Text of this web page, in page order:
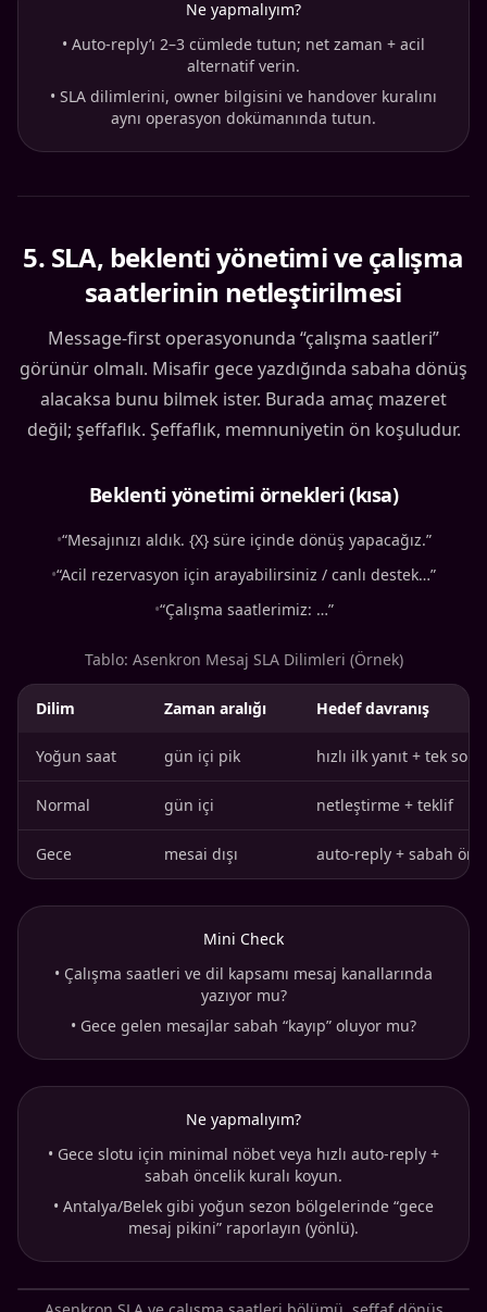
Ne yapmalıyım?
• Auto-reply’ı 2–3 cümlede tutun; net zaman + acil
alternatif verin.
• SLA dilimlerini, owner bilgisini ve handover kuralını
aynı operasyon dokümanında tutun.
5. SLA, beklenti yönetimi ve çalışma
saatlerinin netleştirilmesi
Message-first operasyonunda “çalışma saatleri”
görünür olmalı. Misafir gece yazdığında sabaha dönüş
alacaksa bunu bilmek ister. Burada amaç mazeret
değil; şeffaflık. Şeffaflık, memnuniyetin ön koşuludur.
Beklenti yönetimi örnekleri (kısa)
•“Mesajınızı aldık. {X} süre içinde dönüş yapacağız.”
•“Acil rezervasyon için arayabilirsiniz / canlı destek…”
•“Çalışma saatlerimiz: …”
Tablo: Asenkron Mesaj SLA Dilimleri (Örnek)
Dilim Zaman aralığı Hedef davranış
Yoğun saat gün içi pik hızlı ilk yanıt + tek soru
Normal gün içi netleştirme + teklif
Gece mesai dışı auto-reply + sabah
Mini Check
• Çalışma saatleri ve dil kapsamı mesaj kanallarında
yazıyor mu?
• Gece gelen mesajlar sabah “kayıp” oluyor mu?
Ne yapmalıyım?
• Gece slotu için minimal nöbet veya hızlı auto-reply +
sabah öncelik kuralı koyun.
• Antalya/Belek gibi yoğun sezon bölgelerinde “gece
mesaj pikini” raporlayın (yönlü).